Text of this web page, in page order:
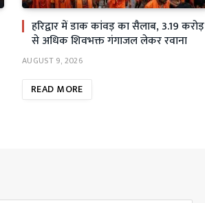
हरिद्वार में डाक कांवड़ का सैलाब, 3.19 करोड़
से अधिक शिवभक्त गंगाजल लेकर रवाना
AUGUST 9, 2026
READ MORE